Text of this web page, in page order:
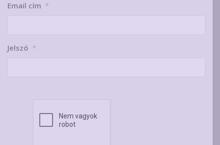
Email cím *
Jelszó *